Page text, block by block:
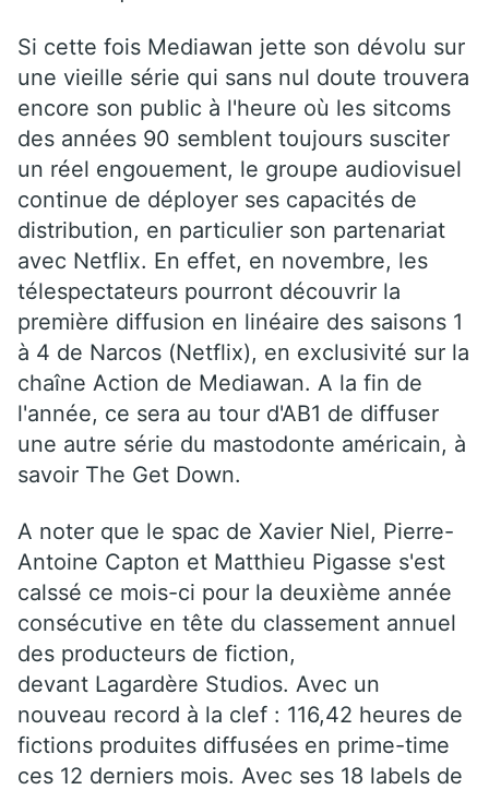
Si cette fois Mediawan jette son dévolu sur
une vieille série qui sans nul doute trouvera
encore son public à l'heure où les sitcoms
des années 90 semblent toujours susciter
un réel engouement, le groupe audiovisuel
continue de déployer ses capacités de
distribution, en particulier son partenariat
avec Netflix. En effet, en novembre, les
télespectateurs pourront découvrir la
première diffusion en linéaire des saisons 1
à 4 de Narcos (Netflix), en exclusivité sur la
chaîne Action de Mediawan. A la fin de
l'année, ce sera au tour d'AB1 de diffuser
une autre série du mastodonte américain, à
savoir The Get Down.
A noter que le spac de Xavier Niel, Pierre-
Antoine Capton et Matthieu Pigasse s'est
calssé ce mois-ci pour la deuxième année
consécutive en tête du classement annuel
des producteurs de fiction,
devant Lagardère Studios. Avec un
nouveau record à la clef : 116,42 heures de
fictions produites diffusées en prime-time
ces 12 derniers mois. Avec ses 18 labels de